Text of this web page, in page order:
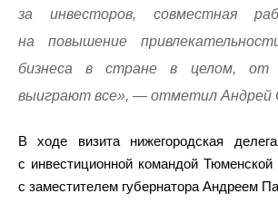
за инвесторов, совместная
на повышение
бизнеса в стране в целом, от
выиграют все», — отметил Андрей
В ходе визита нижегородская
с инвестиционной командой Тюменской
с заместителем губернатора Андреем